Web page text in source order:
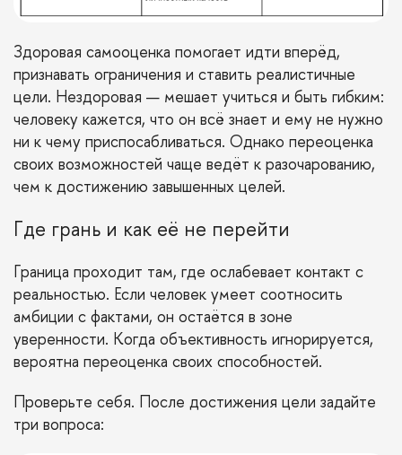
Здоровая самооценка помогает идти вперёд,
признавать ограничения и ставить реалистичные
цели. Нездоровая — мешает учиться и быть гибким:
человеку кажется, что он всё знает и ему не нужно
ни к чему приспосабливаться. Однако переоценка
своих возможностей чаще ведёт к разочарованию,
чем к достижению завышенных целей.
Где грань и как её не перейти
Граница проходит там, где ослабевает контакт с
реальностью. Если человек умеет соотносить
амбиции с фактами, он остаётся в зоне
уверенности. Когда объективность игнорируется,
вероятна переоценка своих способностей.
Проверьте себя. После достижения цели задайте
три вопроса: